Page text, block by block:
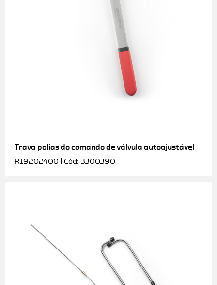
Trava polias do comando de válvula autoajustável
R19202400 | Cód: 3300390